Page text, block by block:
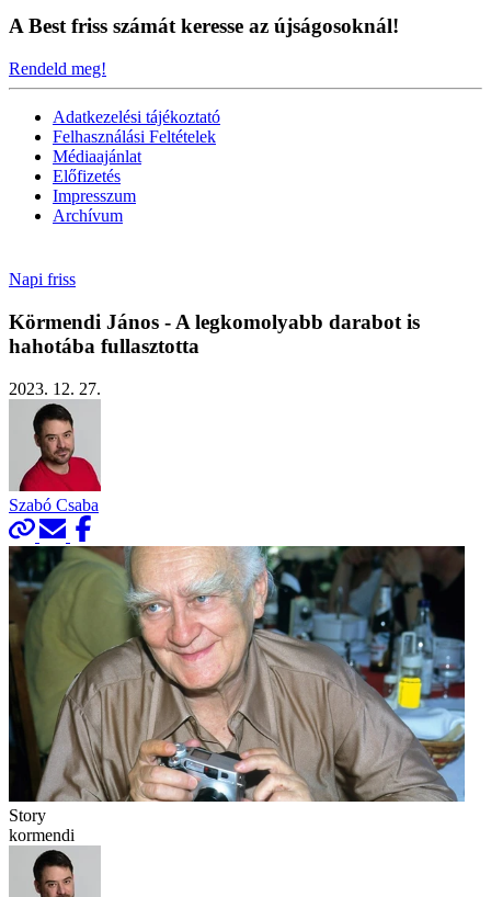
A Best friss számát keresse az újságosoknál!
Rendeld meg!
Adatkezelési tájékoztató
Felhasználási Feltételek
Médiaajánlat
Előfizetés
Impresszum
Archívum
Napi friss
Körmendi János - A legkomolyabb darabot is
hahotába fullasztotta
2023. 12. 27.
Szabó Csaba
Story
kormendi